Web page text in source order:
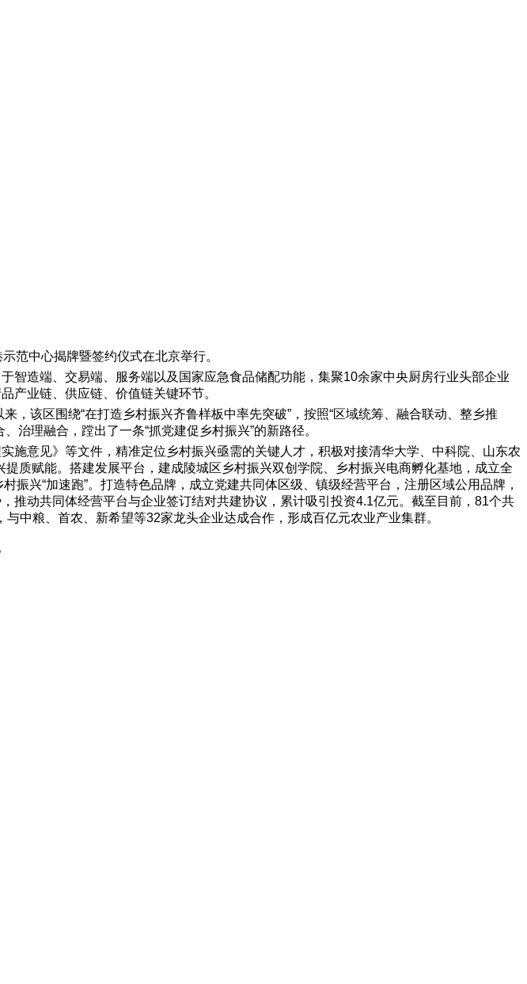
范中心揭牌暨签约仪式在北京举行。
造端、交易端、服务端以及国家应急食品储配功能，集聚10余家中央厨房行业头部企业
产业链、供应链、价值链关键环节。
该区围绕“在打造乡村振兴齐鲁样板中率先突破”，按照“区域统筹、融合联动、整乡推
治理融合，蹚出了一条“抓党建促乡村振兴”的新路径。
意见》等文件，精准定位乡村振兴亟需的关键人才，积极对接清华大学、中科院、山东农
质赋能。搭建发展平台，建成陵城区乡村振兴双创学院、乡村振兴电商孵化基地，成立全
兴“加速跑”。打造特色品牌，成立党建共同体区级、镇级经营平台，注册区域公用品牌，
动共同体经营平台与企业签订结对共建协议，累计吸引投资4.1亿元。截至目前，81个共
中粮、首农、新希望等32家龙头企业达成合作，形成百亿元农业产业集群。